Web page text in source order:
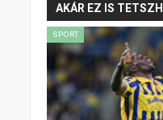
AKÁR EZ IS
SPORT